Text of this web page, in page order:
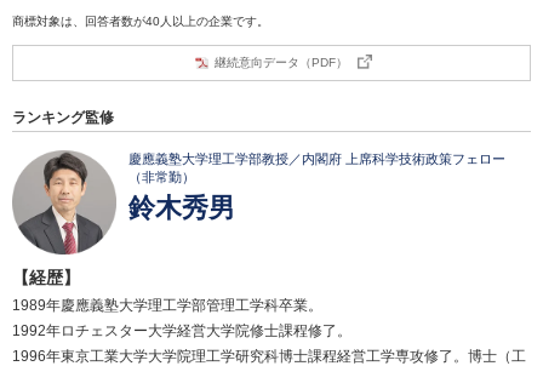
商標対象は、回答者数が40人以上の企業です。
継続意向データ（PDF）
ランキング監修
慶應義塾大学理工学部教授／内閣府 上席科学技術政策フェロー
（非常勤）
鈴木秀男
【経歴】
1989年慶應義塾大学理工学部管理工学科卒業。
1992年ロチェスター大学経営大学院修士課程修了。
1996年東京工業大学大学院理工学研究科博士課程経営工学専攻修了。博士（工